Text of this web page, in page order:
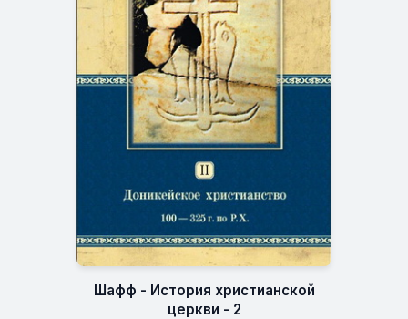
Шафф - История христианской
церкви - 2